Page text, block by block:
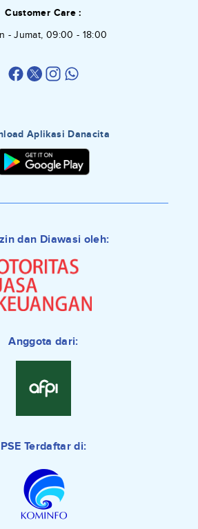
Customer Care :
- Jumat, 09:00 - 18:00
Aplikasi Danacita
dan Diawasi oleh:
Anggota dari:
PSE Terdaftar di: